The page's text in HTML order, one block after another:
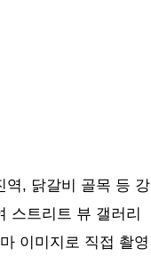
역, 닭갈비 골목 등 강
스트리트 뷰 갤러리
이미지로 직접 촬영